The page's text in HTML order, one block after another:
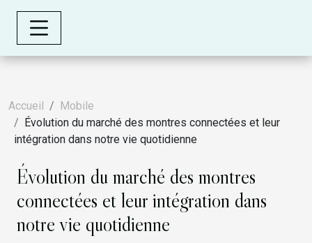
Accueil
Mobile
Évolution du marché des montres connectées et leur
intégration dans notre vie quotidienne
Évolution du marché des montres
connectées et leur intégration dans
notre vie quotidienne